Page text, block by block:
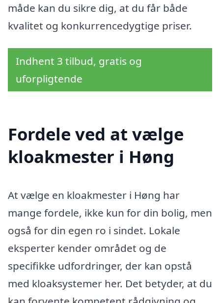
måde kan du sikre dig, at du får både
kvalitet og konkurrencedygtige priser.
Indhent 3 tilbud, gratis og
uforpligtende
Fordele ved at vælge
kloakmester i Høng
At vælge en kloakmester i Høng har
mange fordele, ikke kun for din bolig, men
også for din egen ro i sindet. Lokale
eksperter kender området og de
specifikke udfordringer, der kan opstå
med kloaksystemer her. Det betyder, at du